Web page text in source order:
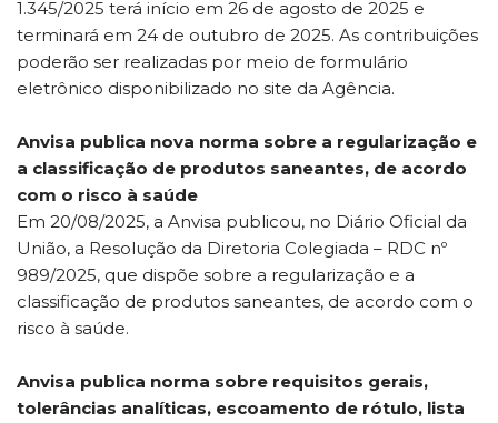
1.345/2025 terá início em 26 de agosto de 2025 e
terminará em 24 de outubro de 2025. As contribuições
poderão ser realizadas por meio de formulário
eletrônico disponibilizado no site da Agência.
Anvisa publica nova norma sobre a regularização e
a classificação de produtos saneantes, de acordo
com o risco à saúde
Em 20/08/2025, a Anvisa publicou, no Diário Oficial da
União, a Resolução da Diretoria Colegiada – RDC nº
989/2025, que dispõe sobre a regularização e a
classificação de produtos saneantes, de acordo com o
risco à saúde.
Anvisa publica norma sobre requisitos gerais,
tolerâncias analíticas, escoamento de rótulo, lista